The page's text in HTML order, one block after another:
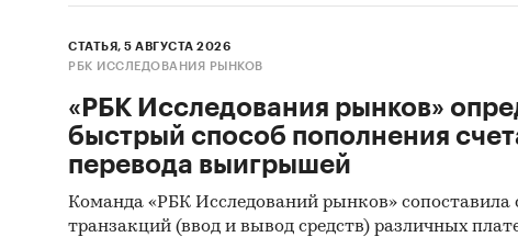
Бани
СТАТЬЯ, 5 АВГУСТА 2026
РБК ИССЛЕДОВАНИЯ РЫНКОВ
«РБК Исследования рынков»
быстрый способ пополнения
перевода выигрышей
Команда «РБК Исследований рынков» сопоставила
транзакций (ввод и вывод средств) различных